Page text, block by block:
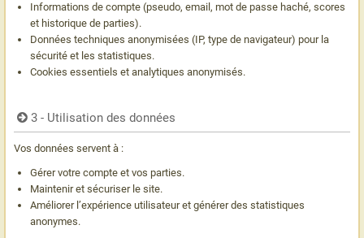
Informations de compte (pseudo, email, mot de passe haché, scores
et historique de parties).
Données techniques anonymisées (IP, type de navigateur) pour la
sécurité et les statistiques.
Cookies essentiels et analytiques anonymisés.
3 - Utilisation des données
Vos données servent à :
Gérer votre compte et vos parties.
Maintenir et sécuriser le site.
Améliorer l’expérience utilisateur et générer des statistiques
anonymes.